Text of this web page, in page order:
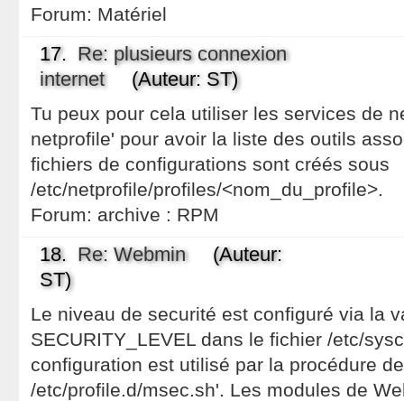
Forum: Matériel
17. Re: plusieurs connexion
internet(Auteur: ST)
Tu peux pour cela utiliser les services de
netprofile' pour avoir la liste des outils
fichiers de configurations sont créés sous
/etc/netprofile/profiles/<nom_du_profile>.
Forum: archive : RPM
18. Re: Webmin(Auteur:
ST)
Le niveau de securité est configuré via la
SECURITY_LEVEL dans le fichier /etc/
configuration est utilisé par la procédure
/etc/profile.d/msec.sh'. Les modules de